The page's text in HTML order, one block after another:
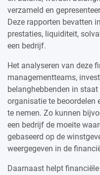
verzameld en
Deze rapporten bevatten
prestaties, liquiditeit,
een bedrijf.
Het analyseren van deze
managementteams,
belanghebbenden in
organisatie te beoordelen
te nemen. Zo kunnen
een bedrijf de moeite
gebaseerd op de
weergegeven in de
Daarnaast helpt